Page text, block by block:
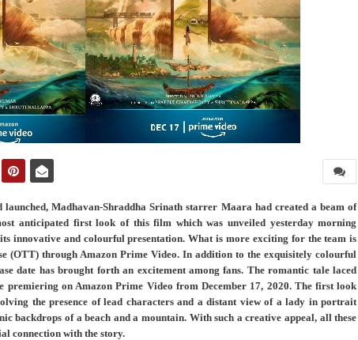
launched, Madhavan-Shraddha Srinath starrer Maara had created a beam of
anticipated first look of this film which was unveiled yesterday morning
innovative and colourful presentation. What is more exciting for the team is
(OTT) through Amazon Prime Video. In addition to the exquisitely colourful
date has brought forth an excitement among fans. The romantic tale laced
premiering on Amazon Prime Video from December 17, 2020. The first look
the presence of lead characters and a distant view of a lady in portrait
backdrops of a beach and a mountain. With such a creative appeal, all these
connection with the story.